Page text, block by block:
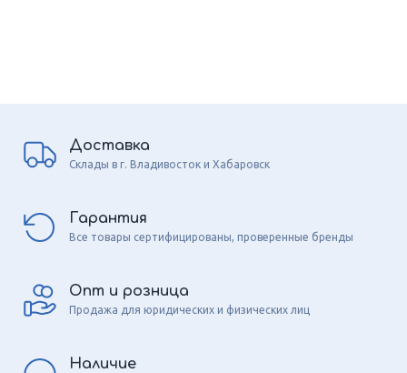
Доставка
Склады в г. Владивосток и Хабаровск
Гарантия
Все товары сертифицированы, проверенные бренды
Опт и розница
Продажа для юридических и физических лиц
Наличие